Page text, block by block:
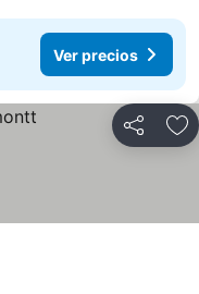
Ver precios
Compartir